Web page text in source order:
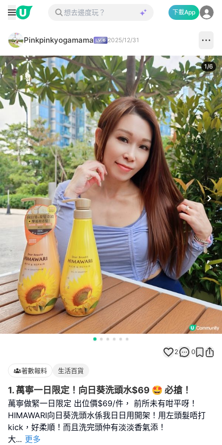
下載App
Pinkpinkyogamama 2025/12/31
1/6
2 0
著數報料 生活百貨
1. 萬寧一日限定！向日葵洗頭水$69 🤩 必搶！
萬寧做緊一日限定 出位價$69/件， 前所未有咁平呀！
HIMAWARI向日葵洗頭水係我日日用開架！用左頭髮唔打
kick，好柔順！而且洗完頭仲有淡淡香氣添！
大... 更多